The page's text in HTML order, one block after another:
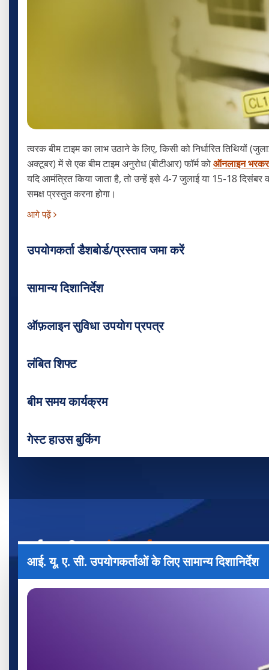
त्वरक बीम टाइम का लाभ उठाने के लिए, किसी को निर्धारित तिथियों
अक्टूबर) में से एक बीम टाइम अनुरोध (बीटीआर) फॉर्म कोऑनलाइन भरकर
यदि आमंत्रित किया जाता है, तो उन्हें इसे 4-7 जुलाई या 15-18 दिसंबर
समक्ष प्रस्तुत करना होगा।
आगे पढ़ें
उपयोगकर्ता डैशबोर्ड/प्रस्ताव जमा करें
सामान्य दिशानिर्देश
ऑफ़लाइन सुविधा उपयोग प्रपत्र
लंबित शिफ्ट
बीम समय कार्यक्रम
गेस्ट हाउस बुकिंग
आईयूएसीउपयोगकर्ता
आई. यू. ए. सी. उपयोगकर्ताओं के लिए सामान्य दिशानिर्देश